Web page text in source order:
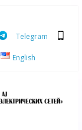
Telegram
English